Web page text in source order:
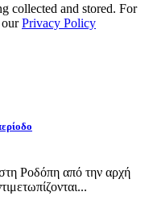
collected and stored. For
ourPrivacy Policy
Ροδόπη από την αρχή